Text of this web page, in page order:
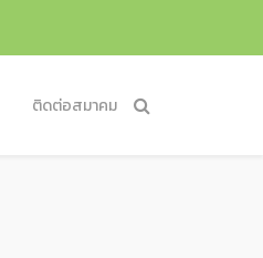
ติดต่อสมาคม